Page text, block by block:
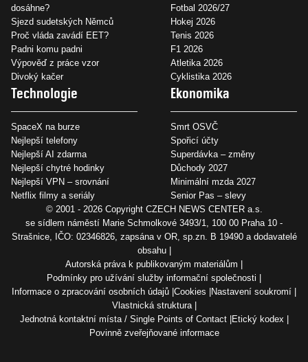
dosáhne?
Sjezd sudetských Němců
Proč vláda zavádí EET?
Padni komu padni
Výpověď z práce vzor
Divoký kačer
Fotbal 2026/27
Hokej 2026
Tenis 2026
F1 2026
Atletika 2026
Cyklistika 2026
Technologie
SpaceX na burze
Nejlepší telefony
Nejlepší AI zdarma
Nejlepší chytré hodinky
Nejlepší VPN – srovnání
Netflix filmy a seriály
Ekonomika
Smrt OSVČ
Spořicí účty
Superdávka – změny
Důchody 2027
Minimální mzda 2027
Senior Pas – slevy
© 2001 - 2026 Copyright CZECH NEWS CENTER a.s.
se sídlem náměstí Marie Schmolkové 3493/1, 100 00 Praha 10 -
Strašnice, IČO: 02346826, zapsána v OR, sp.zn. B 19490 a dodavatelé
obsahu
Autorská práva k publikovaným materiálům
Podmínky pro užívání služby informační společnosti
Informace o zpracování osobních údajů Cookies Nastavení soukromí
Vlastnická struktura
Jednotná kontaktní místa / Single Points of Contact Etický kodex
Povinně zveřejňované informace